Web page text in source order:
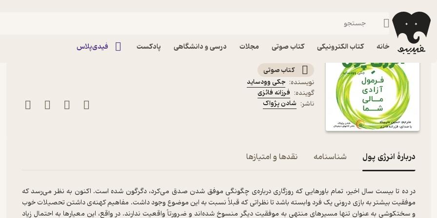
خانه کتاب الکترونیکی کتاب صوتی مجلات درسی و دانشگاهی پادکست فیدی‌پلاس
فیدیبو کتاب صوتی
کتاب صوتی انرژی پول اثر جکی وودساید
کتاب صوتی
نویسنده: جکی وودساید
گوینده: فرزانه فائزی
ناشر: شادن پژواک
دربارۀ انرژی پول شناسنامه نقدها و امتیازها
در ده تا بیست سال اخیر، تمام باورهایی که روزگاری درباره‌ی چگونگی موفق شدن صدق می‌کرد، دگرگون شده است. اکنون به نظر می‌رسد که
موفقیت بیشتر به بازی درونی یک فرد وابسته باشد تا نظراتی که قبلاً نسبت به این موضوع وجود داشت. مفاهیم کهنه‌ی داشتن تحصیلات خوب
و سختکوشی به عنوان تنها مسیرهای منتهی به موفقیت دیگر منسوخ شده‌اند و ضرورتاً واقعیت ندارند. در واقع، این معیارها به احتمال زیاد